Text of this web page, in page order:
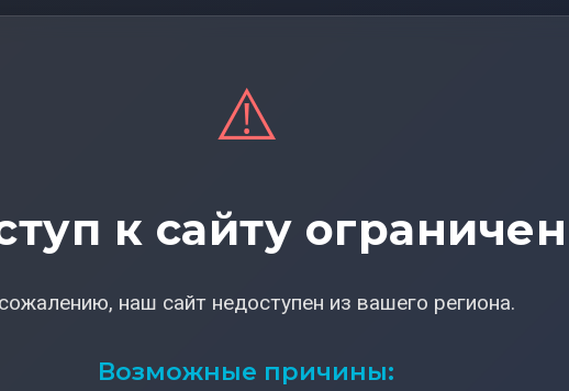
⚠️
к сайту ограничен
наш сайт недоступен из вашего региона.
Возможные причины: